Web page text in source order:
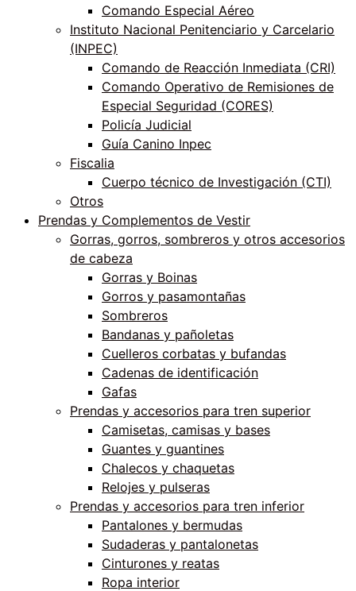
Comando Especial Aéreo
Instituto Nacional Penitenciario y Carcelario
(INPEC)
Comando de Reacción Inmediata (CRI)
Comando Operativo de Remisiones de
Especial Seguridad (CORES)
Policía Judicial
Guía Canino Inpec
Fiscalia
Cuerpo técnico de Investigación (CTI)
Otros
Prendas y Complementos de Vestir
Gorras, gorros, sombreros y otros accesorios
de cabeza
Gorras y Boinas
Gorros y pasamontañas
Sombreros
Bandanas y pañoletas
Cuelleros corbatas y bufandas
Cadenas de identificación
Gafas
Prendas y accesorios para tren superior
Camisetas, camisas y bases
Guantes y guantines
Chalecos y chaquetas
Relojes y pulseras
Prendas y accesorios para tren inferior
Pantalones y bermudas
Sudaderas y pantalonetas
Cinturones y reatas
Ropa interior